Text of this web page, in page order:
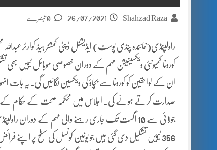
Shahzad Raza
26/07/2021
راولپنڈی(نمائندہ پنڈی پوسٹ) ایڈیشنل ڈپٹی کمشنر ہیڈ کوارٹر
کورونا کمیونٹی ویکسینیشن مہم کے دوران خصوصی موبائل ٹیمیں بھی
ان کے لواحقین کو کورونا سے بچاؤ کی ویکسین لگائیں گی۔یہ بات
356 ٹیمیں تشکیل دی گئی ہیں جو یونین کونسل کی سطح پر اپنے